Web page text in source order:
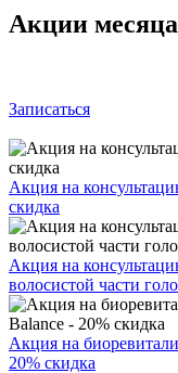
Акции месяца
Записаться
Акция на
скидка
Акция на
волосистой части
Акция на
20% скидка